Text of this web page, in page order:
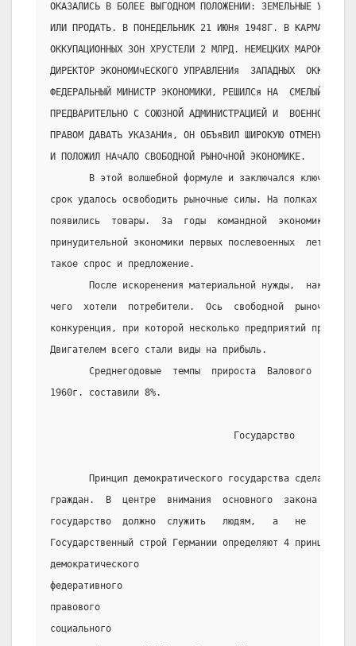
ОКАЗАЛИСЬ В БОЛЕЕ ВЫГОДНОМ ПОЛОЖЕНИИ: ЗЕМЕЛЬНЫЕ
ИЛИ ПРОДАТЬ. В ПОНЕДЕЛЬНИК 21 ИЮНя 1948Г. В КАРМАНАХ
ОККУПАЦИОННЫХ ЗОН ХРУСТЕЛИ 2 МЛРД. НЕМЕЦКИХ МАРОК.
ДИРЕКТОР ЭКОНОМИчЕСКОГО УПРАВЛЕНИя  ЗАПАДНЫХ
ФЕДЕРАЛЬНЫЙ МИНИСТР ЭКОНОМИКИ, РЕШИЛСя НА  СМЕЛЫЙ
ПРЕДВАРИТЕЛЬНО С СОЮЗНОЙ АДМИНИСТРАЦИЕЙ И  ВОЕННОЙ
ПРАВОМ ДАВАТЬ УКАЗАНИя, ОН ОБЪяВИЛ ШИРОКУЮ ОТМЕНУ
И ПОЛОЖИЛ НАчАЛО СВОБОДНОЙ РЫНОчНОЙ ЭКОНОМИКЕ.
В этой волшебной формуле и заключался ключ  к
срок удалось освободить рыночные силы. На полках
появились  товары.  За  годы  командной  экономики
принудительной экономики первых послевоенных  лет
такое спрос и предложение.
После искоренения материальной нужды,  наконец
чего  хотели  потребители.  Ось  свободной  рыночной
конкуренция, при которой несколько предприятий
Двигателем всего стали виды на прибыль.
Среднегодовые  темпы  прироста  Валового
1960г. составили 8%.
                                 Государство
Принцип демократического государства сделал
граждан.  В  центре  внимания  основного  закона
государство  должно  служить   людям,   а   не
Государственный строй Германии определяют 4 принципа
демократического
федеративного
правового
социального